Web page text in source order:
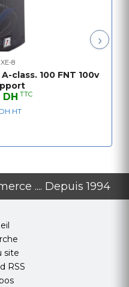
›
8
class. 100 FNT 100v
TTC
HT
.... Depuis 1994
site
RSS